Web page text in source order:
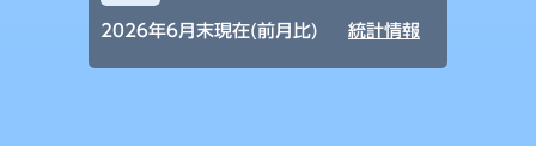
2026年6月末現在(前月比) 統計情報